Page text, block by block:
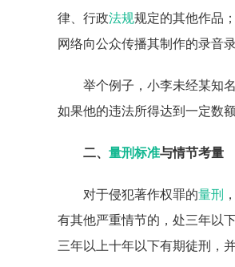
律、行政法规规定的其他作品
网络向公众传播其制作的录音录
举个例子，小李未经某知
如果他的违法所得达到一定数
二、 量刑标准与情节考量
对于侵犯著作权罪的量刑
有其他严重情节的，处三年以
三年以上十年以下有期徒刑，